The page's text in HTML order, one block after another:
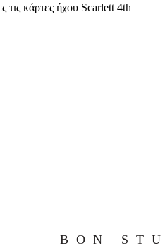
τις κάρτες ήχου Scarlett 4th
BON